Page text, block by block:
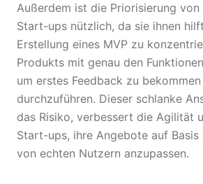
Außerdem ist die Priorisierung von
Start-ups nützlich, da sie ihnen
Erstellung eines MVP zu
Produkts mit genau den
um erstes Feedback zu
durchzuführen. Dieser schlanke
das Risiko, verbessert die Agilität
Start-ups, ihre Angebote auf Basis
von echten Nutzern anzupassen.